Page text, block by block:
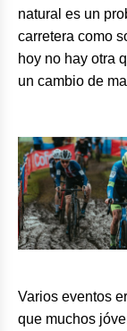
natural es un
carretera como
hoy no hay otra
un cambio de
Varios eventos
que muchos